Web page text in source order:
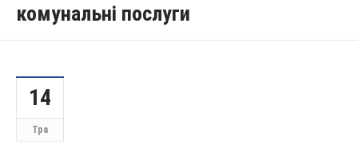
комунальні послуги
14
Тра